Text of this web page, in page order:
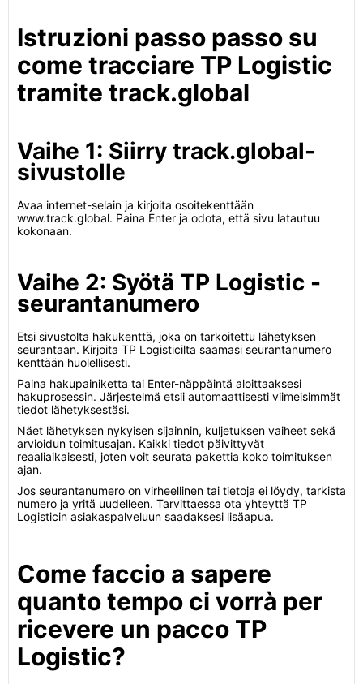
Istruzioni passo passo su
come tracciare TP Logistic
tramite track.global
Vaihe 1: Siirry track.global-
sivustolle
Avaa internet-selain ja kirjoita osoitekenttään
www.track.global. Paina Enter ja odota, että sivu latautuu
kokonaan.
Vaihe 2: Syötä TP Logistic -
seurantanumero
Etsi sivustolta hakukenttä, joka on tarkoitettu lähetyksen
seurantaan. Kirjoita TP Logisticilta saamasi seurantanumero
kenttään huolellisesti.
Paina hakupainiketta tai Enter-näppäintä aloittaaksesi
hakuprosessin. Järjestelmä etsii automaattisesti viimeisimmät
tiedot lähetyksestäsi.
Näet lähetyksen nykyisen sijainnin, kuljetuksen vaiheet sekä
arvioidun toimitusajan. Kaikki tiedot päivittyvät
reaaliaikaisesti, joten voit seurata pakettia koko toimituksen
ajan.
Jos seurantanumero on virheellinen tai tietoja ei löydy, tarkista
numero ja yritä uudelleen. Tarvittaessa ota yhteyttä TP
Logisticin asiakaspalveluun saadaksesi lisäapua.
Come faccio a sapere
quanto tempo ci vorrà per
ricevere un pacco TP
Logistic?